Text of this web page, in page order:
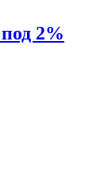
2%